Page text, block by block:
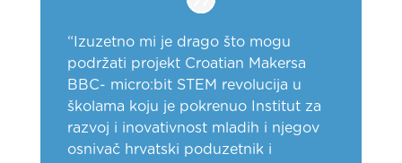
“Izuzetno mi je drago što mogu
podržati projekt Croatian Makersa
BBC- micro:bit STEM revolucija u
školama koju je pokrenuo Institut za
razvoj i inovativnost mladih i njegov
osnivač hrvatski poduzetnik i